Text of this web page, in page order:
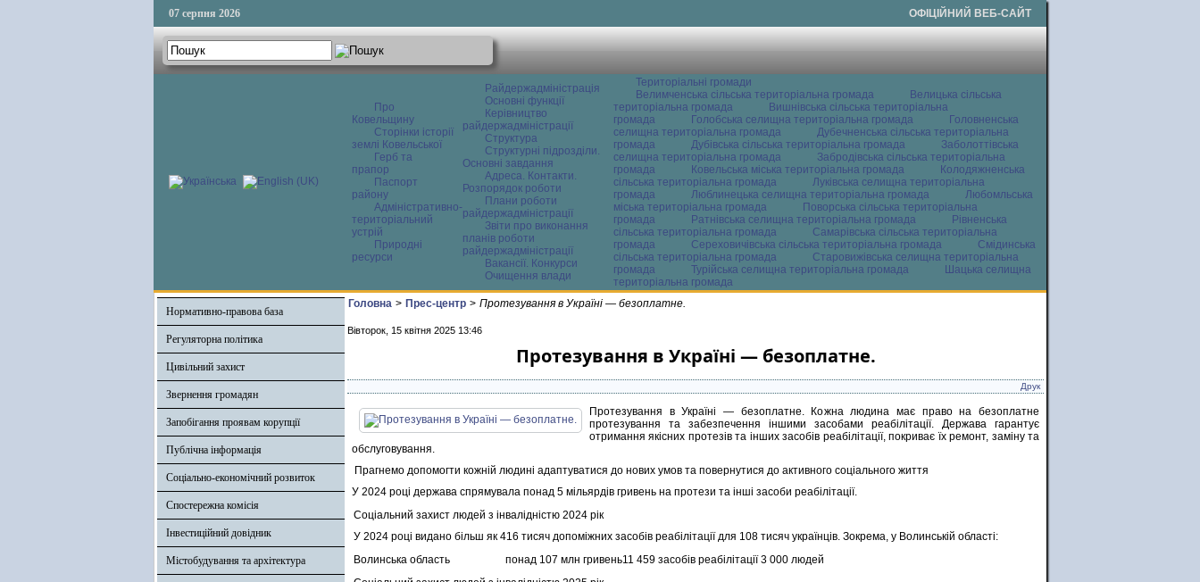
07 серпня 2026 ОФІЦІЙНИЙ ВЕБ-САЙТ
Про
Ковельщину
Сторінки історії
землі Ковельської
Герб та
прапор
Паспорт
району
Адміністративно-
територіальний
устрій
Природні
ресурси
Райдержадміністрація
Основні функції
Керівництво
райдержадміністрації
Структура
Структурні підрозділи.
Основні завдання
Адреса. Контакти.
Розпорядок роботи
Плани роботи
райдержадміністрації
Звіти про виконання
планів роботи
райдержадміністрації
Вакансії. Конкурси
Очищення влади
Територіальні громади
Велимченська сільська територіальна громада
Велицька сільська
територіальна громада
Вишнівська сільська територіальна
громада
Голобська селищна територіальна громада
Головненська
селищна територіальна громада
Дубечненська сільська територіальна
громада
Дубівська сільська територіальна громада
Заболоттівська
селищна територіальна громада
Забродівська сільська територіальна
громада
Ковельська міська територіальна громада
Колодяжненська
сільська територіальна громада
Луківська селищна територіальна
громада
Люблинецька селищна територіальна громада
Любомльська
міська територіальна громада
Поворська сільська територіальна
громада
Ратнівська селищна територіальна громада
Рівненська
сільська територіальна громада
Самарівська сільська територіальна
громада
Сереховичівська сільська територіальна громада
Смідинська
сільська територіальна громада
Старовижівська селищна територіальна
громада
Турійська селищна територіальна громада
Шацька селищна
територіальна громада
Нормативно-правова база
Регуляторна політика
Цивільний захист
Звернення громадян
Запобігання проявам корупції
Публічна інформація
Соціально-економічний розвиток
Спостережна комісія
Інвестиційний довідник
Містобудування та архітектура
Головна > Прес-центр > Протезування в Україні — безоплатне.
Вівторок, 15 квітня 2025 13:46
Протезування в Україні — безоплатне.
Друк
Протезування в Україні — безоплатне. Кожна людина має право на безоплатне
протезування та забезпечення іншими засобами реабілітації. Держава гарантує
отримання якісних протезів та інших засобів реабілітації, покриває їх ремонт, заміну та
обслуговування.
Прагнемо допомогти кожній людині адаптуватися до нових умов та повернутися до активного соціального життя
У 2024 році держава спрямувала понад 5 мільярдів гривень на протези та інші засоби реабілітації.
Соціальний захист людей з інвалідністю 2024 рік
У 2024 році видано більш як 416 тисяч допоміжних засобів реабілітації для 108 тисяч українців. Зокрема, у Волинській області:
Волинська область
понад 107 млн гривень11 459 засобів реабілітації 3 000 людей